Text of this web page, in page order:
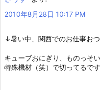
2010年8月28日 10:17 PM
↓暑い中、関西でのお仕事お
キューブおにぎり、ものっそ
特殊機材（笑）で切ってるで